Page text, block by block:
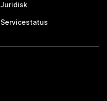
Juridisk
Servicestatus